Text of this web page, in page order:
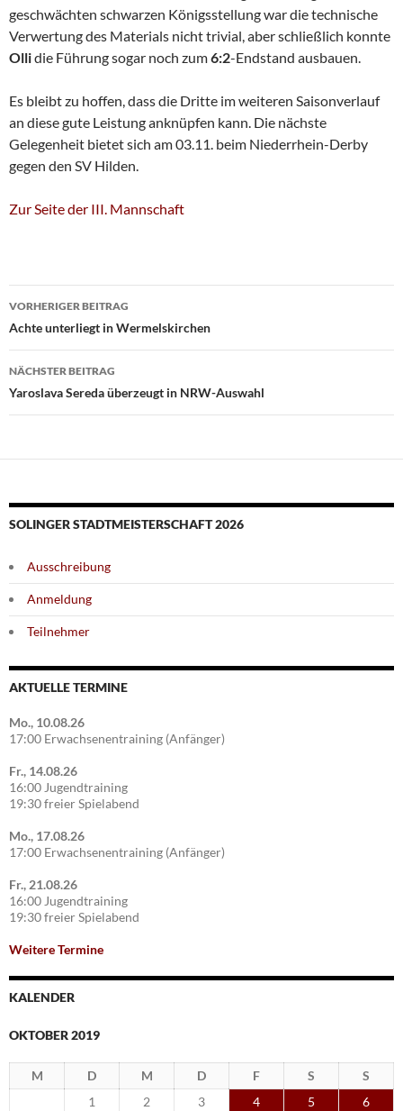
geschwächten schwarzen Königsstellung war die technische
Verwertung des Materials nicht trivial, aber schließlich konnte
Ollidie Führung sogar noch zum6:2-Endstand ausbauen.
Es bleibt zu hoffen, dass die Dritte im weiteren Saisonverlauf
an diese gute Leistung anknüpfen kann. Die nächste
Gelegenheit bietet sich am 03.11. beim Niederrhein-Derby
gegen den SV Hilden.
Zur Seite der III. Mannschaft
Beitragsnavigation
VORHERIGER BEITRAG
Achte unterliegt in Wermelskirchen
NÄCHSTER BEITRAG
Yaroslava Sereda überzeugt in NRW-Auswahl
SOLINGER STADTMEISTERSCHAFT 2026
Ausschreibung
Anmeldung
Teilnehmer
AKTUELLE TERMINE
Mo., 10.08.26
17:00 Erwachsenentraining (Anfänger)
Fr., 14.08.26
16:00 Jugendtraining
19:30 freier Spielabend
Mo., 17.08.26
17:00 Erwachsenentraining (Anfänger)
Fr., 21.08.26
16:00 Jugendtraining
19:30 freier Spielabend
Weitere Termine
KALENDER
OKTOBER 2019
M D M D F S
S
1
2 3 4 5
6